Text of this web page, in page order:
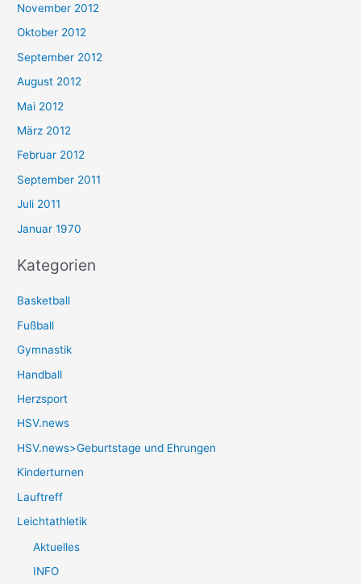
November 2012
Oktober 2012
September 2012
August 2012
Mai 2012
März 2012
Februar 2012
September 2011
Juli 2011
Januar 1970
Kategorien
Basketball
Fußball
Gymnastik
Handball
Herzsport
HSV.news
HSV.news>Geburtstage und Ehrungen
Kinderturnen
Lauftreff
Leichtathletik
Aktuelles
INFO